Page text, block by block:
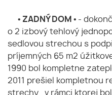
• ZADNÝ DOM • -
o 2 izbový tehlový
sedlovou strechou s
príjemných 65 m2
1990 bol kompletne
2011 prešiel kompletnou
strechy , v rámci ktorej